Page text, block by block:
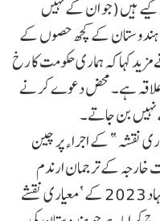
ہیں (جو ان کے نہیں
کے کچھ حصوں کے
کہا کہ ہماری حکومت کا رخ
علاقہ ہے۔ محض دعوے کرنے
بن جاتے۔
نقشہ” کے اجراء پر چین
کے ترجمان ارندم
باگچی نے کہا، "ہم نے آج چین کے نام نہاد 2023 کے ‘معیاری نقشے